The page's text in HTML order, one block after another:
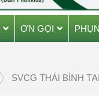
ƠN GỌI
SVCG THÁI BÌNH